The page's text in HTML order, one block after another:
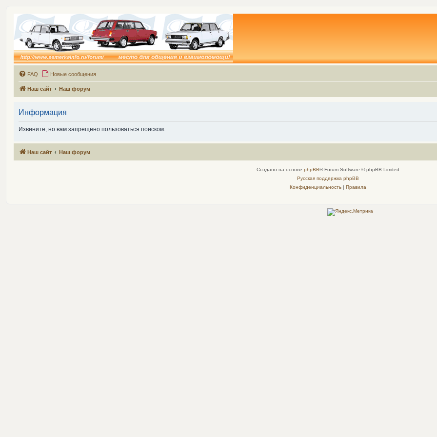
FAQ Новые сообщения
Наш сайт Наш форум
Информация
Извините, но вам запрещено пользоваться поиском.
Наш сайт Наш форум
Создано на основе phpBB® Forum Software © phpBB Limited
Русская поддержка phpBB
Конфиденциальность| Правила